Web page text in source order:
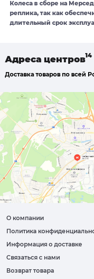
Колеса в сборе на
реплика, так как
длительный срок
Адреса центров
Доставка товаров по всей
О компании
Политика
Информация о доставке
Связаться с нами
Возврат товара